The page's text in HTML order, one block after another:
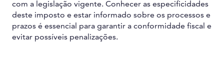
com a legislação vigente. Conhecer as especificidades
deste imposto e estar informado sobre os processos e
prazos é essencial para garantir a conformidade fiscal e
evitar possíveis penalizações.